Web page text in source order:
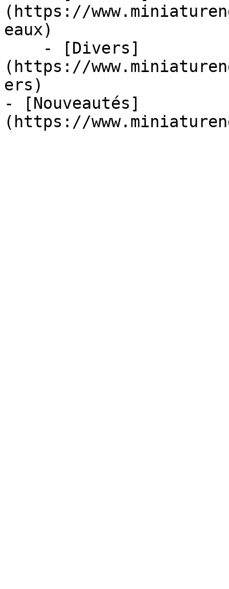
(https://
eaux)
(https://
ers)
- [Nouveautés]